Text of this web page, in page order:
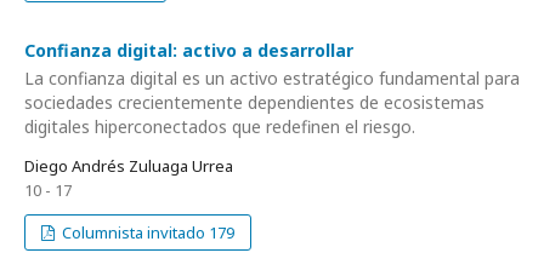
Confianza digital: activo a desarrollar
La confianza digital es un activo estratégico fundamental para
sociedades crecientemente dependientes de ecosistemas
digitales hiperconectados que redefinen el riesgo.
Diego Andrés Zuluaga Urrea
10 - 17
Columnista invitado 179